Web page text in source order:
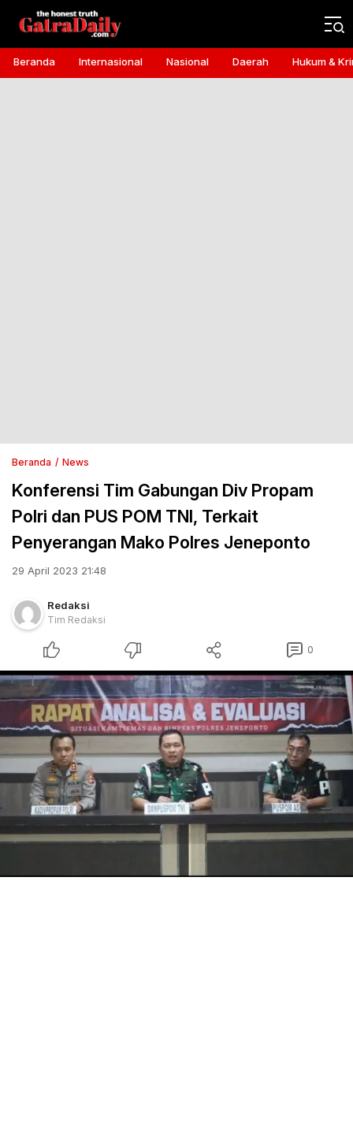
Gatra Daily
the honest truth
Beranda Internasional Nasional Daerah Hukum &
Beranda News
Konferensi Tim Gabungan Div Propam
Polri dan PUS POM TNI, Terkait
Penyerangan Mako Polres Jeneponto
29 April 2023 21:48
Redaksi
Tim Redaksi
0